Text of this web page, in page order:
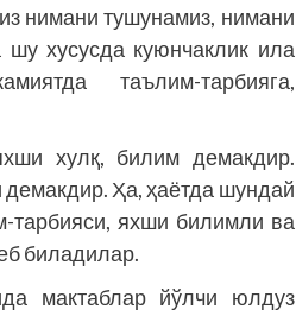
нимани тушунамиз, нимани
хусусда куюнчаклик ила
таълим-тарбияга,
хулқ, билим демакдир.
Ҳа, ҳаётда шундай
тарбия­­си, яхши билимли ва
биладилар.
мактаблар йўлчи юлдуз